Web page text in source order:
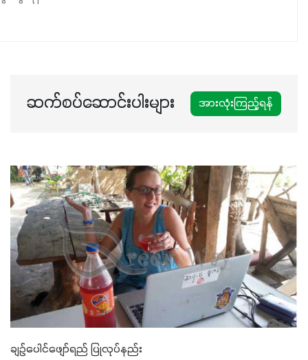
ဆက်စပ်ဆောင်းပါးများ အားလုံးကြည့်ရန်
ချဉ်ပေါင်ဖျော်ရည် ပြုလုပ်နည်း